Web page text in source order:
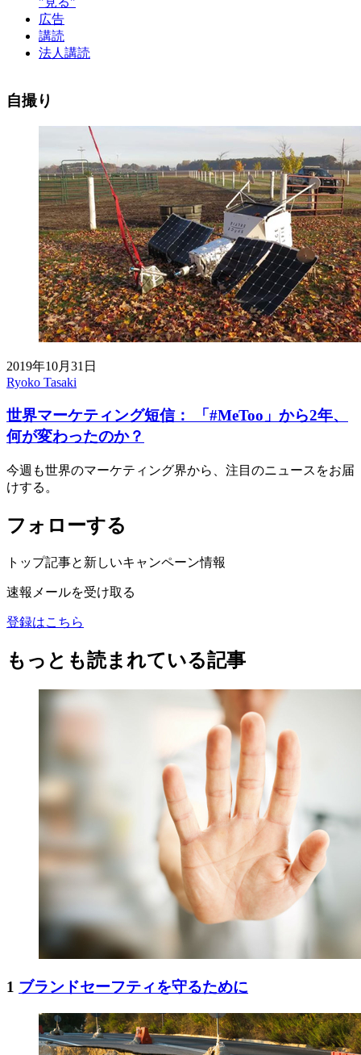
広告
講読
法人講読
自撮り
2019年10月31日
Ryoko Tasaki
世界マーケティング短信： 「#MeToo」から2年、
何が変わったのか？
今週も世界のマーケティング界から、注目のニュースをお届
けする。
フォローする
トップ記事と新しいキャンペーン情報
速報メールを受け取る
登録はこちら
もっとも読まれている記事
1 ブランドセーフティを守るために